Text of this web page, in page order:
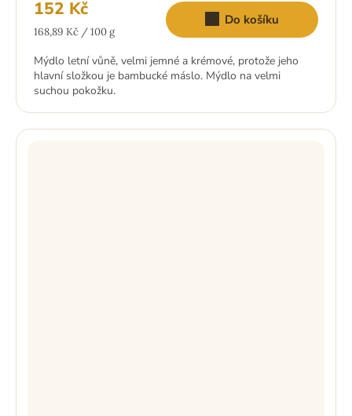
152 Kč
Měrná
168,89 Kč / 100 g
Do košíku
Mýdlo letní vůně, velmi jemné a krémové, protože jeho
hlavní složkou je bambucké máslo. Mýdlo na velmi
suchou pokožku.